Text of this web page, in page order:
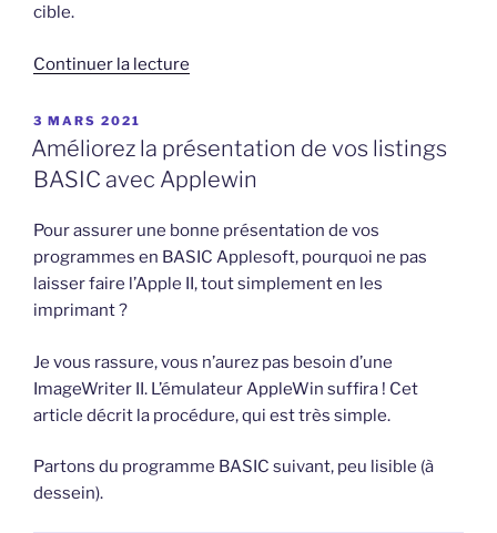
cible.
Continuer la lecture
traduction
de
jeux
BASIC »
PUBLIÉ
LE
3 MARS 2021
Améliorez la présentation de vos listings
BASIC avec Applewin
Pour assurer une bonne présentation de vos
programmes en BASIC Applesoft, pourquoi ne pas
laisser faire l’Apple II, tout simplement en les
imprimant ?
Je vous rassure, vous n’aurez pas besoin d’une
ImageWriter II. L’émulateur AppleWin suffira ! Cet
article décrit la procédure, qui est très simple.
Partons du programme BASIC suivant, peu lisible (à
dessein).